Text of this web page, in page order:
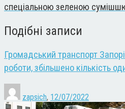
спеціальною зеленою
Подібні записи
Громадський транспорт
роботи, збільшено кількість
zapsich, 12/07/2022